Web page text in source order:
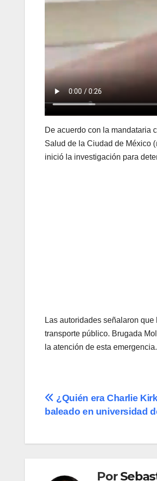
De acuerdo con la mandataria
Salud de la Ciudad de México
inició la investigación para
Las autoridades señalaron
transporte público. Brugada
la atención de esta emergencia.
Navegación
entradas
¿Quién era Charlie
baleado en universidad
Por